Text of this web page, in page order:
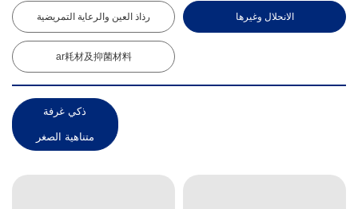
رذاذ العين والرعاية التمريضية الانحلال وغيرها
ar耗材及抑菌材料
ذكي غرفة
متناهية الصغر